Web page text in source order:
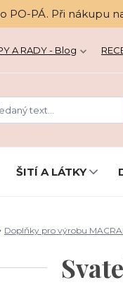
PO-PÁ. Při nákupu
A RADY - Blog
ŠITÍ A LÁTKY
Doplňky pro výrobu